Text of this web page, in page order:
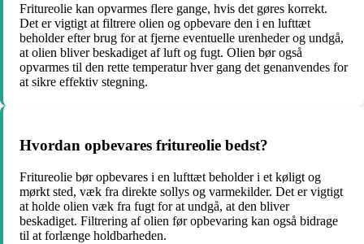
Fritureolie kan opvarmes flere gange, hvis det gøres korrekt.
Det er vigtigt at filtrere olien og opbevare den i en lufttæt
beholder efter brug for at fjerne eventuelle urenheder og undgå,
at olien bliver beskadiget af luft og fugt. Olien bør også
opvarmes til den rette temperatur hver gang det genanvendes for
at sikre effektiv stegning.
Hvordan opbevares fritureolie bedst?
Fritureolie bør opbevares i en lufttæt beholder i et køligt og
mørkt sted, væk fra direkte sollys og varmekilder. Det er vigtigt
at holde olien væk fra fugt for at undgå, at den bliver
beskadiget. Filtrering af olien før opbevaring kan også bidrage
til at forlænge holdbarheden.